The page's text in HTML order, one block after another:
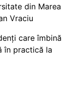
din Marea
Vraciu
care îmbină
în practică la